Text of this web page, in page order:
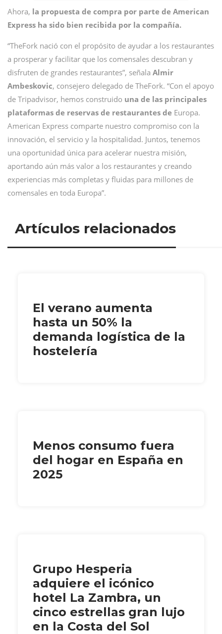
Ahora, la propuesta de compra por parte de American
Express ha sido bien recibida por la compañía.
“TheFork nació con el propósito de ayudar a los restaurantes
a prosperar y facilitar que los comensales descubran y
disfruten de grandes restaurantes”, señala Almir
Ambeskovic, consejero delegado de TheFork. “Con el apoyo
de Tripadvisor, hemos construido una de las principales
plataformas de reservas de restaurantes de Europa.
American Express comparte nuestro compromiso con la
innovación, el servicio y la hospitalidad. Juntos, tenemos
una oportunidad única para acelerar nuestra misión,
aportando aún más valor a los restaurantes y creando
experiencias más completas y fluidas para millones de
comensales en toda Europa”.
Artículos relacionados
El verano aumenta
hasta un 50% la
demanda logística de la
hostelería
Menos consumo fuera
del hogar en España en
2025
Grupo Hesperia
adquiere el icónico
hotel La Zambra, un
cinco estrellas gran lujo
en la Costa del Sol